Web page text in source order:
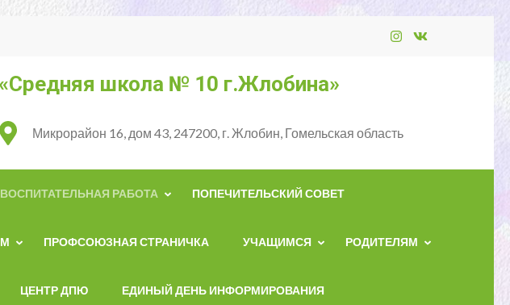
школа № 10 г.Жлобина»
Микрорайон 16, дом 43, 247200, г. Жлобин, Гомельская область
ВОСПИТАТЕЛЬНАЯ РАБОТА ПОПЕЧИТЕЛЬСКИЙ СОВЕТ
ПРОФСОЮЗНАЯ СТРАНИЧКА УЧАЩИМСЯ РОДИТЕЛЯМ
ЦЕНТР ДПЮ ЕДИНЫЙ ДЕНЬ ИНФОРМИРОВАНИЯ